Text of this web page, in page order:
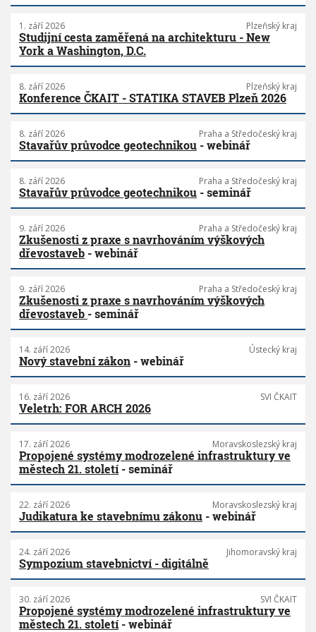
1. září 2026 Plzeňský kraj
Studijní cesta zaměřená na architekturu - New
York a Washington, D.C.
8. září 2026 Plzeňský kraj
Konference ČKAIT - STATIKA STAVEB Plzeň 2026
8. září 2026 Praha a Středočeský kraj
Stavařův průvodce geotechnikou - webinář
8. září 2026 Praha a Středočeský kraj
Stavařův průvodce geotechnikou - seminář
9. září 2026 Praha a Středočeský kraj
Zkušenosti z praxe s navrhováním výškových
dřevostaveb - webinář
9. září 2026 Praha a Středočeský kraj
Zkušenosti z praxe s navrhováním výškových
dřevostaveb - seminář
14. září 2026 Ústecký kraj
Nový stavební zákon - webinář
16. září 2026 SVI ČKAIT
Veletrh: FOR ARCH 2026
17. září 2026 Moravskoslezský kraj
Propojené systémy modrozelené infrastruktury ve
městech 21. století- seminář
22. září 2026 Moravskoslezský kraj
Judikatura ke stavebnímu zákonu - webinář
24. září 2026 Jihomoravský kraj
Sympozium stavebnictví - digitálně
30. září 2026 SVI ČKAIT
Propojené systémy modrozelené infrastruktury ve
městech 21. století- webinář